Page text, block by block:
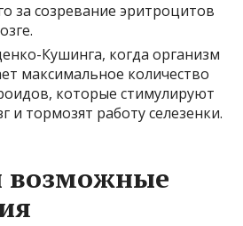
за созревание эритроцитов
Кушинга, когда организм
максимальное количество
которые стимулируют
и тормозят работу селезенки.
возможные